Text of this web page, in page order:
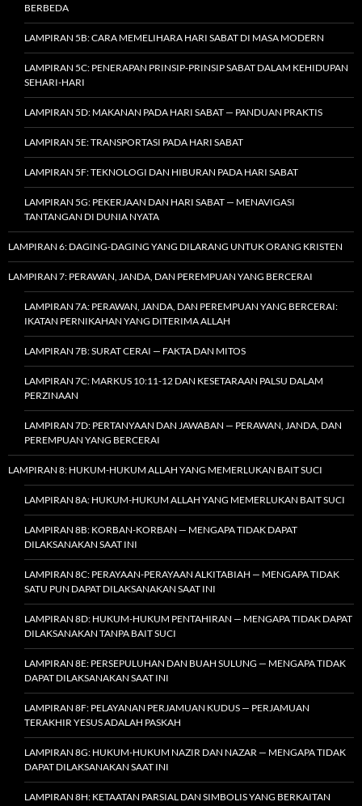
BERBEDA
LAMPIRAN 5B: CARA MEMELIHARA HARI SABAT DI MASA MODERN
LAMPIRAN 5C: PENERAPAN PRINSIP-PRINSIP SABAT DALAM KEHIDUPAN
SEHARI-HARI
LAMPIRAN 5D: MAKANAN PADA HARI SABAT — PANDUAN PRAKTIS
LAMPIRAN 5E: TRANSPORTASI PADA HARI SABAT
LAMPIRAN 5F: TEKNOLOGI DAN HIBURAN PADA HARI SABAT
LAMPIRAN 5G: PEKERJAAN DAN HARI SABAT — MENAVIGASI
TANTANGAN DI DUNIA NYATA
LAMPIRAN 6: DAGING-DAGING YANG DILARANG UNTUK ORANG KRISTEN
LAMPIRAN 7: PERAWAN, JANDA, DAN PEREMPUAN YANG BERCERAI
LAMPIRAN 7A: PERAWAN, JANDA, DAN PEREMPUAN YANG BERCERAI:
IKATAN PERNIKAHAN YANG DITERIMA ALLAH
LAMPIRAN 7B: SURAT CERAI — FAKTA DAN MITOS
LAMPIRAN 7C: MARKUS 10:11-12 DAN KESETARAAN PALSU DALAM
PERZINAAN
LAMPIRAN 7D: PERTANYAAN DAN JAWABAN — PERAWAN, JANDA, DAN
PEREMPUAN YANG BERCERAI
LAMPIRAN 8: HUKUM-HUKUM ALLAH YANG MEMERLUKAN BAIT SUCI
LAMPIRAN 8A: HUKUM-HUKUM ALLAH YANG MEMERLUKAN BAIT SUCI
LAMPIRAN 8B: KORBAN-KORBAN — MENGAPA TIDAK DAPAT
DILAKSANAKAN SAAT INI
LAMPIRAN 8C: PERAYAAN-PERAYAAN ALKITABIAH — MENGAPA TIDAK
SATU PUN DAPAT DILAKSANAKAN SAAT INI
LAMPIRAN 8D: HUKUM-HUKUM PENTAHIRAN — MENGAPA TIDAK DAPAT
DILAKSANAKAN TANPA BAIT SUCI
LAMPIRAN 8E: PERSEPULUHAN DAN BUAH SULUNG — MENGAPA TIDAK
DAPAT DILAKSANAKAN SAAT INI
LAMPIRAN 8F: PELAYANAN PERJAMUAN KUDUS — PERJAMUAN
TERAKHIR YESUS ADALAH PASKAH
LAMPIRAN 8G: HUKUM-HUKUM NAZIR DAN NAZAR — MENGAPA TIDAK
DAPAT DILAKSANAKAN SAAT INI
LAMPIRAN 8H: KETAATAN PARSIAL DAN SIMBOLIS YANG BERKAITAN